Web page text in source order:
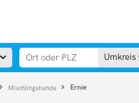
Umkreis
Mischlingshunde Ernie